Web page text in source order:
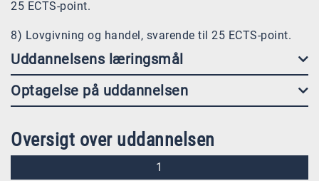
25 ECTS-point.
8) Lovgivning og handel, svarende til 25 ECTS-point.
Uddannelsens læringsmål
Optagelse på uddannelsen
Oversigt over uddannelsen
1